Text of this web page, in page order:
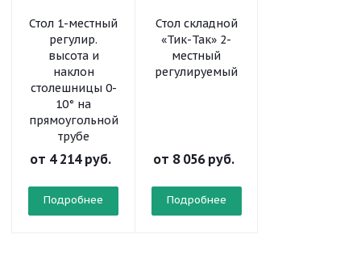
Стол 1-местный
регулир.
высота и
наклон
столешницы 0-
10° на
прямоугольной
трубе
от 4 214 руб.
Подробнее
Стол складной
«Тик-Так» 2-
местный
регулируемый
от 8 056 руб.
Подробнее